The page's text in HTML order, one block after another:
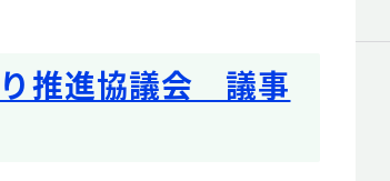
推進協議会 議事